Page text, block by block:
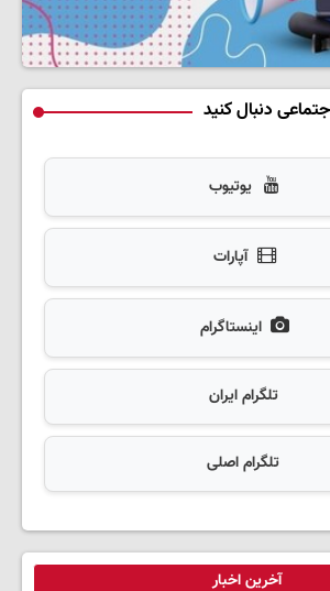
دنبال کنید
یوتیوب
آپارات
اینستاگرام
تلگرام ایران
تلگرام اصلی
آخرین اخبار